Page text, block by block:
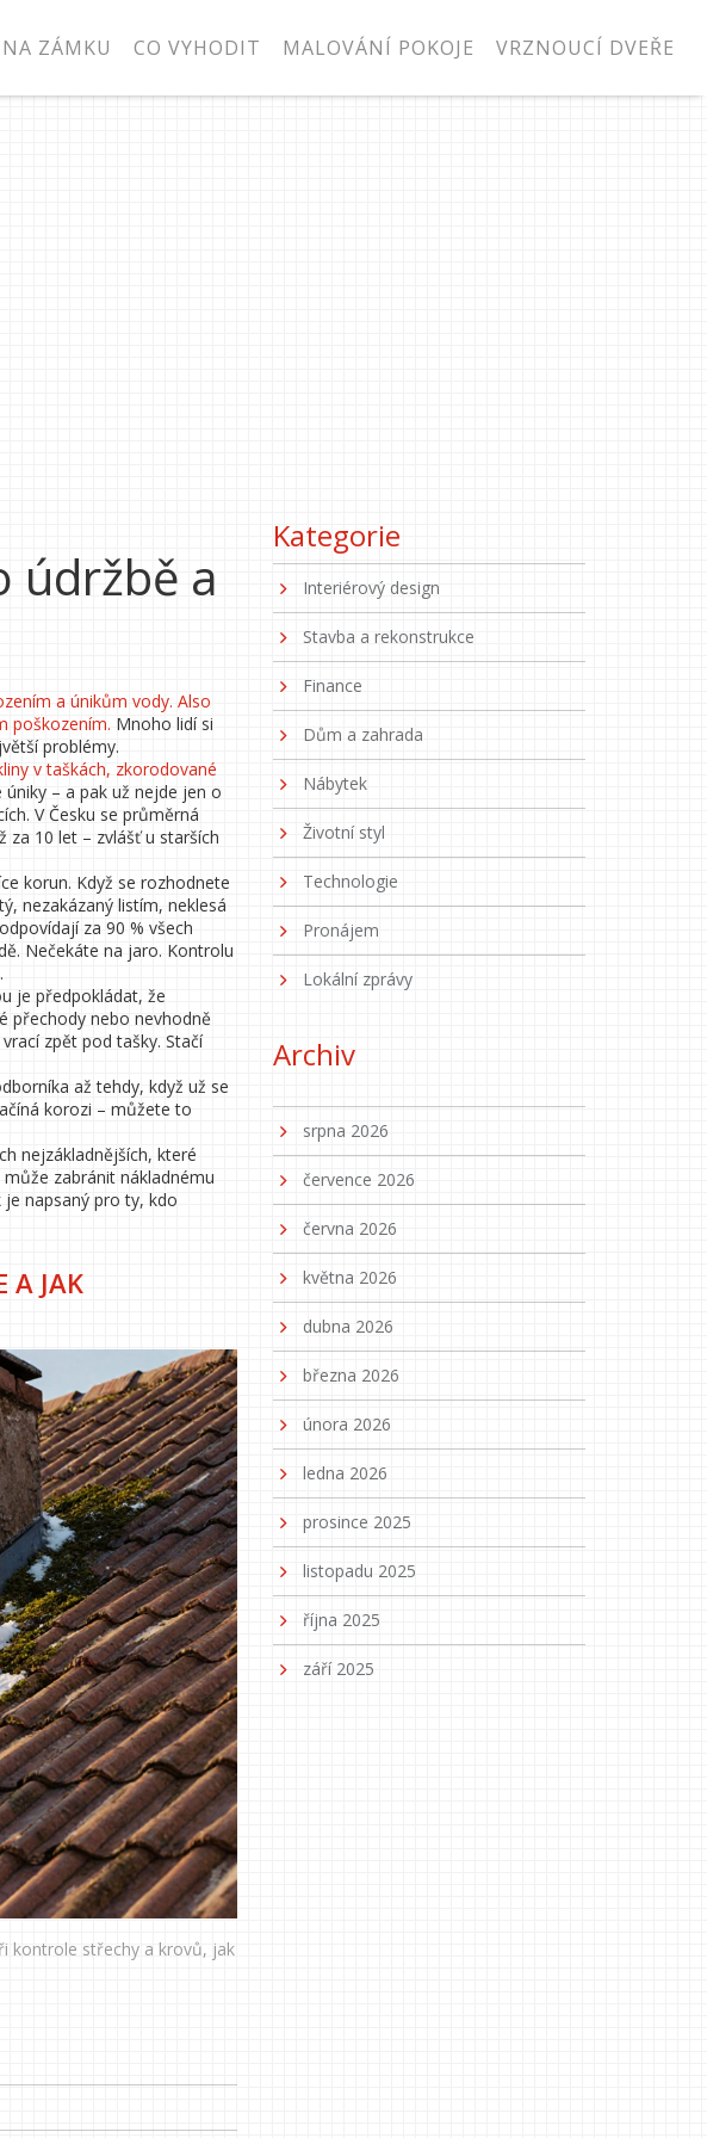
ZÁMKU CO VYHODIT MALOVÁNÍ POKOJE VRZNOUCÍ DVEŘE
údržbě a
a únikům vody. Also
poškozením. Mnoho lidí si
problémy.
v taškách, zkorodované
– a pak už nejde jen o
V Česku se průměrná
10 let – zvlášť u starších
korun. Když se rozhodnete
nezakázaný listím, neklesá
za 90 % všech
Nečekáte na jaro. Kontrolu
je předpokládat, že
přechody nebo nevhodně
zpět pod tašky. Stačí
až tehdy, když už se
korozi – můžete to
nejzákladnějších, které
zabránit nákladnému
napsaný pro ty, kdo
A JAK
kontrole střechy a krovů, jak
Kategorie
Interiérový design
Stavba a rekonstrukce
Finance
Dům a zahrada
Nábytek
Životní styl
Technologie
Pronájem
Lokální zprávy
Archiv
srpna 2026
července 2026
června 2026
května 2026
dubna 2026
března 2026
února 2026
ledna 2026
prosince 2025
listopadu 2025
října 2025
září 2025